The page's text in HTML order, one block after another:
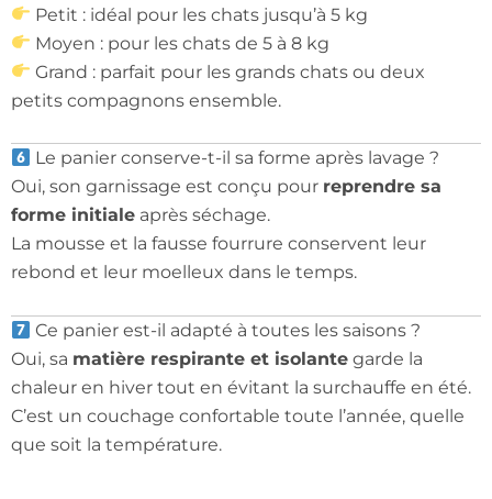
Petit : idéal pour les chats jusqu’à 5 kg
Moyen : pour les chats de 5 à 8 kg
Grand : parfait pour les grands chats ou deux
petits compagnons ensemble.
Le panier conserve-t-il sa forme après lavage ?
Oui, son garnissage est conçu pour reprendre sa
forme initiale après séchage.
La mousse et la fausse fourrure conservent leur
rebond et leur moelleux dans le temps.
Ce panier est-il adapté à toutes les saisons ?
Oui, sa matière respirante et isolante garde la
chaleur en hiver tout en évitant la surchauffe en été.
C’est un couchage confortable toute l’année, quelle
que soit la température.